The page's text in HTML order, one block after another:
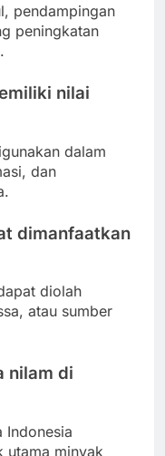
pendampingan
peningkatan
nilai
dalam
dan
dimanfaatkan
diolah
atau sumber
nilam di
Indonesia
utama minyak